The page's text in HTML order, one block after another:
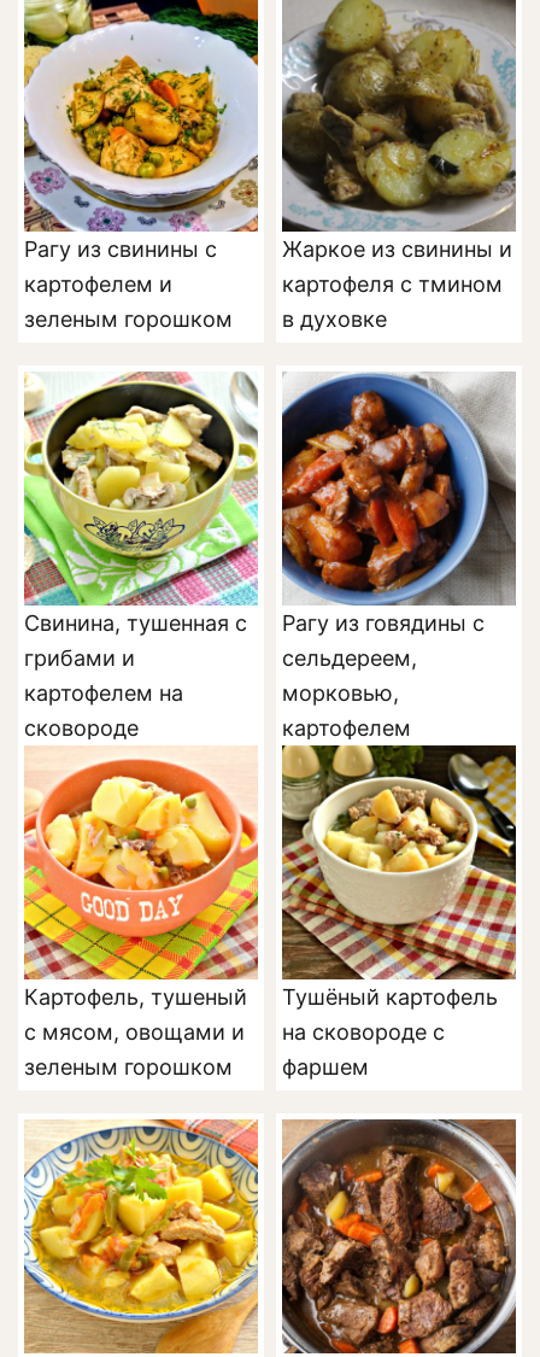
Рагу из свинины с
картофелем и
зеленым горошком
Жаркое из свинины и
картофеля с тмином
в духовке
Свинина, тушенная с
грибами и
картофелем на
сковороде
Рагу из говядины с
сельдереем,
морковью,
картофелем
Картофель, тушеный
с мясом, овощами и
зеленым горошком
Тушёный картофель
на сковороде с
фаршем